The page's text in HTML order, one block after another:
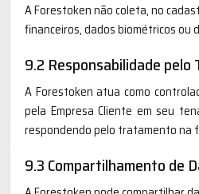
A Forestoken não coleta, no
financeiros, dados biométricos ou
9.2 Responsabilidade
A Forestoken atua como
pela Empresa Cliente em seu
respondendo pelo tratamento na
9.3 Compartilhamento de